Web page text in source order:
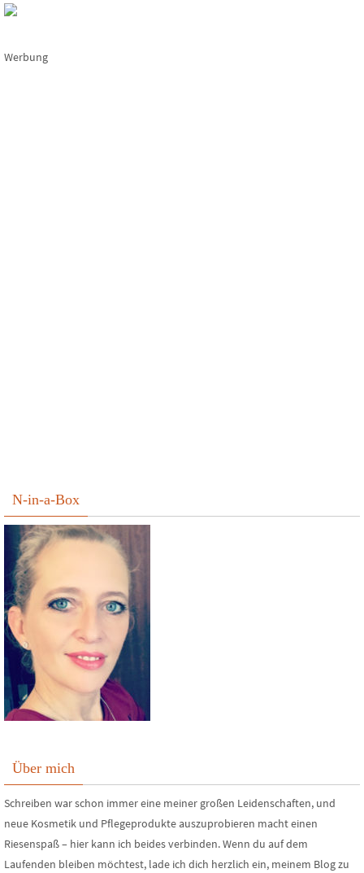
Werbung
N-in-a-Box
Über mich
Schreiben war schon immer eine meiner großen Leidenschaften, und
neue Kosmetik und Pflegeprodukte auszuprobieren macht einen
Riesenspaß – hier kann ich beides verbinden. Wenn du auf dem
Laufenden bleiben möchtest, lade ich dich herzlich ein, meinem Blog zu